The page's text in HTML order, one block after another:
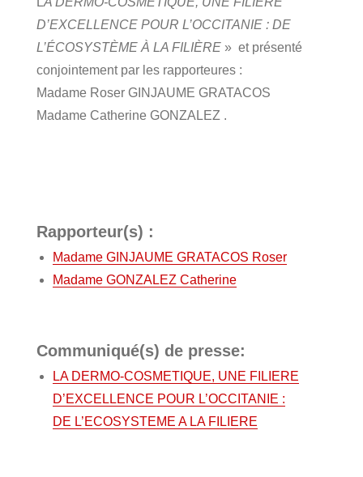
D’EXCELLENCE POUR L’OCCITANIE : DE
L’ÉCOSYSTÈME À LA FILIÈRE » et présenté
conjointement par les rapporteures :
Madame Roser GINJAUME GRATACOS
Madame Catherine GONZALEZ .
Rapporteur(s) :
Madame GINJAUME GRATACOS Roser
Madame GONZALEZ Catherine
Communiqué(s) de presse:
LA DERMO-COSMETIQUE, UNE FILIERE
D’EXCELLENCE POUR L’OCCITANIE :
DE L’ECOSYSTEME A LA FILIERE